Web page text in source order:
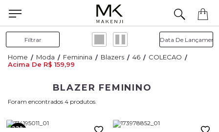
Filtrar
Moda Feminina Blazers 46
COLECAO
Acima De R$ 159,99
BLAZER FEMININO
4
22%